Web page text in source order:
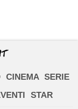
CINEMA SERIE
STAR